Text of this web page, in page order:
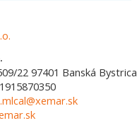
22 97401 Banská Bystrica